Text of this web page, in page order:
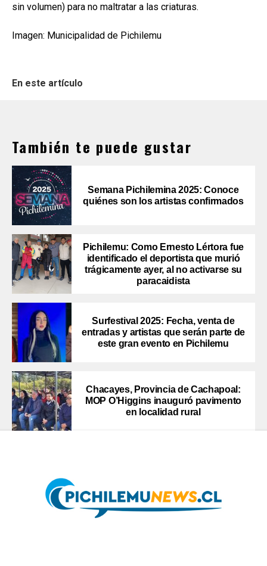
sin volumen) para no maltratar a las criaturas.
Imagen: Municipalidad de Pichilemu
En este artículo
También te puede gustar
Semana Pichilemina 2025: Conoce
quiénes son los artistas confirmados
Pichilemu: Como Ernesto Lértora fue
identificado el deportista que murió
trágicamente ayer, al no activarse su
paracaidista
Surfestival 2025: Fecha, venta de
entradas y artistas que serán parte de
este gran evento en Pichilemu
Chacayes, Provincia de Cachapoal:
MOP O’Higgins inauguró pavimento
en localidad rural